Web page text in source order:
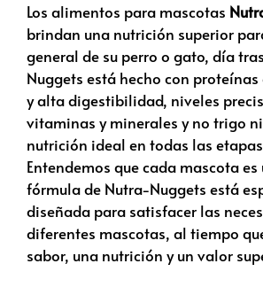
Los alimentos para mascotas
brindan una nutrición superior
general de su perro o gato, día
Nuggets está hecho con
y alta digestibilidad, niveles
vitaminas y minerales y no trigo
nutrición ideal en todas las
Entendemos que cada mascota es
fórmula de Nutra-Nuggets está
diseñada para satisfacer las
diferentes mascotas, al tiempo
sabor, una nutrición y un valor